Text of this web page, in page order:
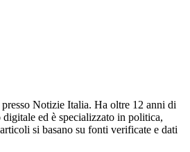
Notizie Italia. Ha oltre 12 anni di
ed è specializzato in politica,
si basano su fonti verificate e dati